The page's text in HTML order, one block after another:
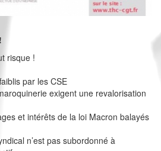
risque !
par les CSE
exigent une revalorisation
et intérêts de la loi Macron balayés
n’est pas subordonné à